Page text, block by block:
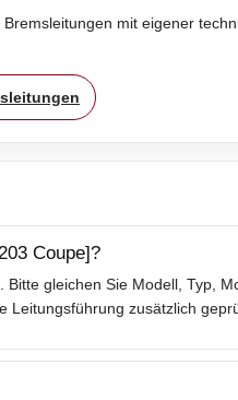
mit eigener
Coupe]?
gleichen Sie Modell, Typ,
zusätzlich